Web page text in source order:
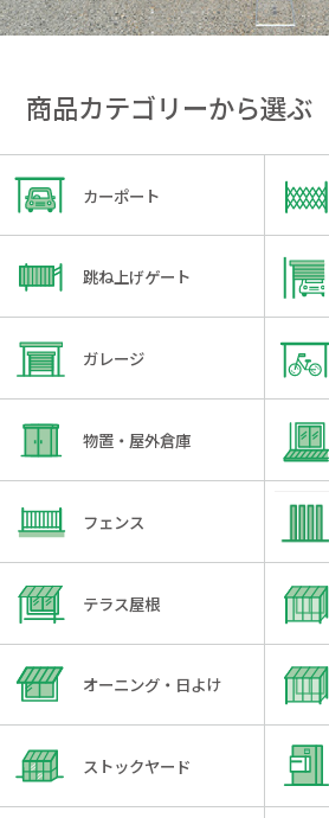
商品カテゴリーから選ぶ
カーポート
跳ね上げゲート
ガレージ
物置・屋外倉庫
フェンス
テラス屋根
オーニング・日よけ
ストックヤード